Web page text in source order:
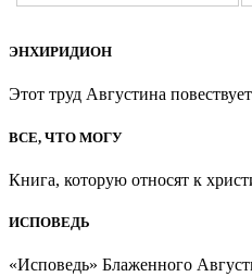
ЭНХИРИДИОН
Этот труд Августина
ВСЕ, ЧТО МОГУ
Книга, которую относят к
ИСПОВЕДЬ
«Исповедь» Блаженного